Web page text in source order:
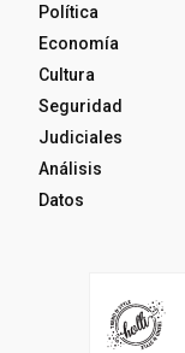
Política
Economía
Cultura
Seguridad
Judiciales
Análisis
Datos